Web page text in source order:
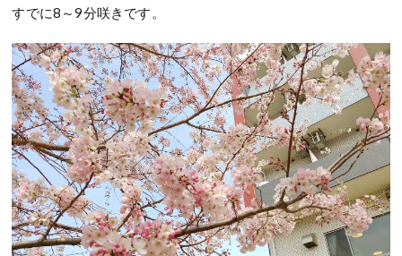
すでに8～9分咲きです。